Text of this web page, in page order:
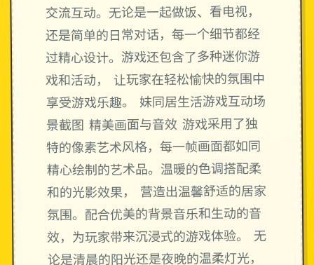
交流互动。无论是一起做饭、看电视，
还是简单的日常对话，每一个细节都经
过精心设计。游戏还包含了多种迷你游
戏和活动， 让玩家在轻松愉快的氛围中
享受游戏乐趣。 妹同居生活游戏互动场
景截图 精美画面与音效 游戏采用了独
特的像素艺术风格，每一帧画面都如同
精心绘制的艺术品。温暖的色调搭配柔
和的光影效果， 营造出温馨舒适的居家
氛围。配合优美的背景音乐和生动的音
效，为玩家带来沉浸式的游戏体验。 无